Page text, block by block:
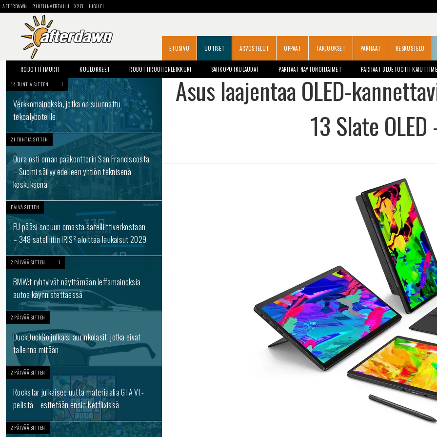
AFTERDAWN PUHELINVERTAILU X2.FI HIGH.FI
ETUSIVU UUTISET ARVOSTELUT OPPAAT TARJOUKSET PARHAAT KESKUSTELU
ROBOTTI-IMURIT KUULOKKEET ROBOTTIRUOHONLEIKKURI SÄHKÖPOTKULAUDAT PARHAAT NÄYTÖNOHJAIMET PARHAAT BLUETOOTH-
14 TUNTIA SITTEN 1
Verkkomainoksia, jotka on suunnattu
tekoälyboteille
21 TUNTIA SITTEN
Oura osti oman pääkonttorin San Franciscosta
– Suomi säilyy edelleen yhtiön teknisenä
keskuksena
PÄIVÄ SITTEN
EU pääsi sopuun omasta satelliittiverkostaan
– 348 satelliitin IRIS² aloittaa laukaisut 2029
2 PÄIVÄÄ SITTEN 1
BMW:t ryhtyivät näyttämään leffamainoksia
autoa käynnistettäessä
2 PÄIVÄÄ SITTEN
DuckDuckGo julkaisi aurinkolasit, jotka eivät
tallenna mitään
2 PÄIVÄÄ SITTEN
Rockstar julkaisee uutta materiaalia GTA VI -
pelistä – esitetään ensin Netflixissä
2 PÄIVÄÄ SITTEN
Asus laajentaa OLED-
13 Slate